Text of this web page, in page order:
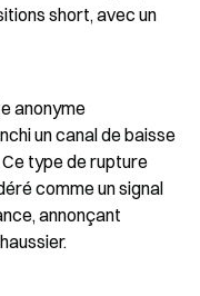
short, avec un
anonyme
un canal de baisse
type de rupture
comme un signal
annonçant